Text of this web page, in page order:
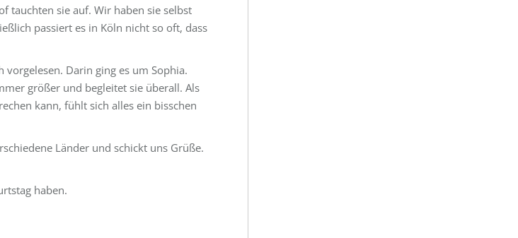
tauchten sie auf. Wir haben sie selbst
passiert es in Köln nicht so oft, dass
Darin ging es um Sophia.
größer und begleitet sie überall. Als
kann, fühlt sich alles ein bisschen
Länder und schickt uns Grüße.
haben.